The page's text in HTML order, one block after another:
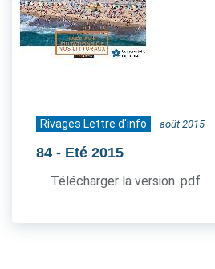
Rivages Lettre d'info août 2015
84 - Eté 2015
Télécharger la version .pdf